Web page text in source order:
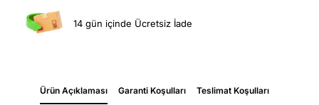
14 gün içinde Ücretsiz İade
Ürün Açıklaması Garanti Koşulları Teslimat Koşulları